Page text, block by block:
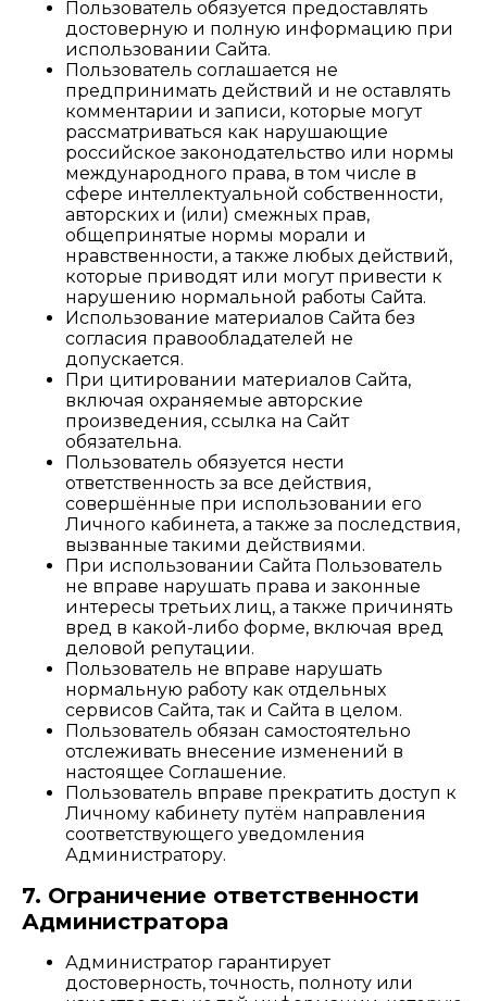
Пользователь обязуется предоставлять
достоверную и полную информацию при
использовании Сайта.
Пользователь соглашается не
предпринимать действий и не оставлять
комментарии и записи, которые могут
рассматриваться как нарушающие
российское законодательство или нормы
международного права, в том числе в
сфере интеллектуальной собственности,
авторских и (или) смежных прав,
общепринятые нормы морали и
нравственности, а также любых действий,
которые приводят или могут привести к
нарушению нормальной работы Сайта.
Использование материалов Сайта без
согласия правообладателей не
допускается.
При цитировании материалов Сайта,
включая охраняемые авторские
произведения, ссылка на Сайт
обязательна.
Пользователь обязуется нести
ответственность за все действия,
совершённые при использовании его
Личного кабинета, а также за последствия,
вызванные такими действиями.
При использовании Сайта Пользователь
не вправе нарушать права и законные
интересы третьих лиц, а также причинять
вред в какой-либо форме, включая вред
деловой репутации.
Пользователь не вправе нарушать
нормальную работу как отдельных
сервисов Сайта, так и Сайта в целом.
Пользователь обязан самостоятельно
отслеживать внесение изменений в
настоящее Соглашение.
Пользователь вправе прекратить доступ к
Личному кабинету путём направления
соответствующего уведомления
Администратору.
7. Ограничение ответственности
Администратора
Администратор гарантирует
достоверность, точность, полноту или